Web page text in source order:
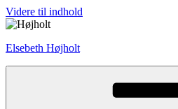
Videre til indhold
Elsebeth Højholt